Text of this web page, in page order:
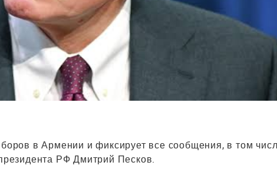
в Армении и фиксирует все сообщения, в том
РФ Дмитрий Песков.